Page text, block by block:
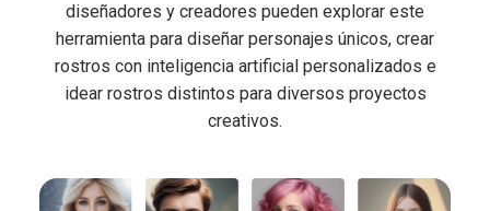
diseñadores y creadores pueden explorar este
herramienta para diseñar personajes únicos, crear
rostros con inteligencia artificial personalizados e
idear rostros distintos para diversos proyectos
creativos.